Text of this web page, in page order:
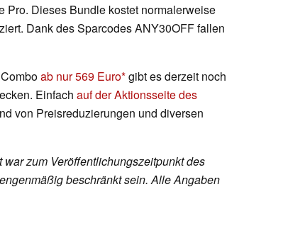
Pro. Dieses Bundle kostet normalerweise
Dank des Sparcodes ANY30OFF fallen
ab nur 569 Euro gibt es derzeit noch
Einfach auf der Aktionsseite des
von Preisreduzierungen und diversen
zum Veröffentlichungszeitpunkt des
beschränkt sein. Alle Angaben